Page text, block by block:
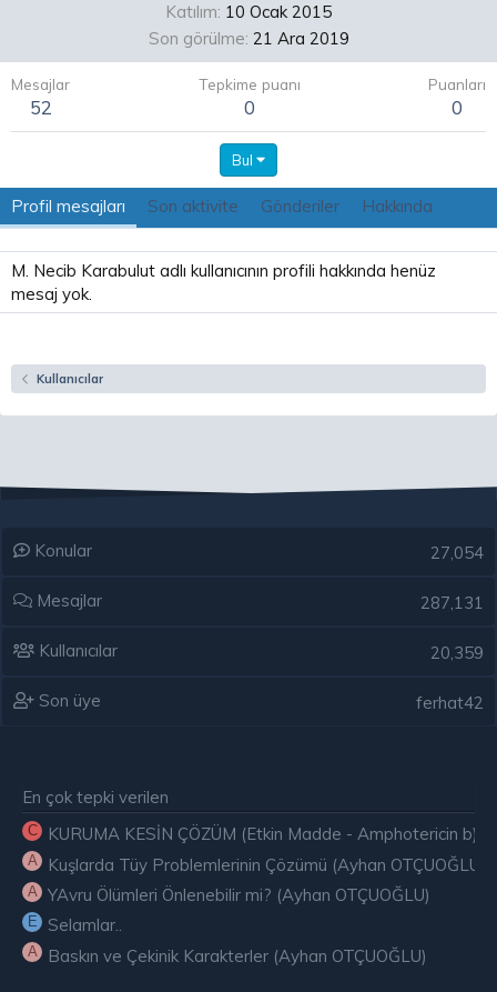
Katılım 10 Ocak 2015
Son görülme 21 Ara 2019
Mesajlar
52
Tepkime puanı
0
Puanları
0
Bul
Profil mesajları Son aktivite Gönderiler Hakkında
M. Necib Karabulut adlı kullanıcının profili hakkında henüz
mesaj yok.
Kullanıcılar
Konular 27,054
Mesajlar 287,131
Kullanıcılar 20,359
Son üye ferhat42
En çok tepki verilen
C KURUMA KESİN ÇÖZÜM (Etkin Madde - Amphotericin b)
A Kuşlarda Tüy Problemlerinin Çözümü (Ayhan OTÇUOĞLU)
A YAvru Ölümleri Önlenebilir mi? (Ayhan OTÇUOĞLU)
E Selamlar..
A Baskın ve Çekinik Karakterler (Ayhan OTÇUOĞLU)